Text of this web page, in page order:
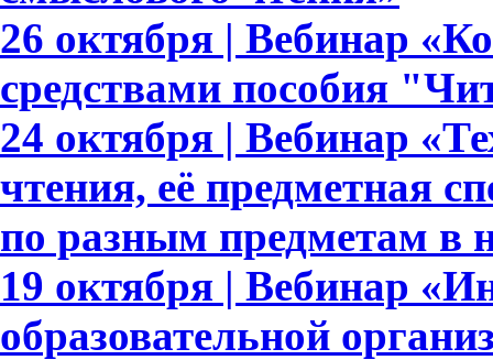
26 октября | Вебинар
средствами пособия
24 октября | Вебинар
чтения, её предметная
по разным предметам в
19 октября | Вебинар
образовательной